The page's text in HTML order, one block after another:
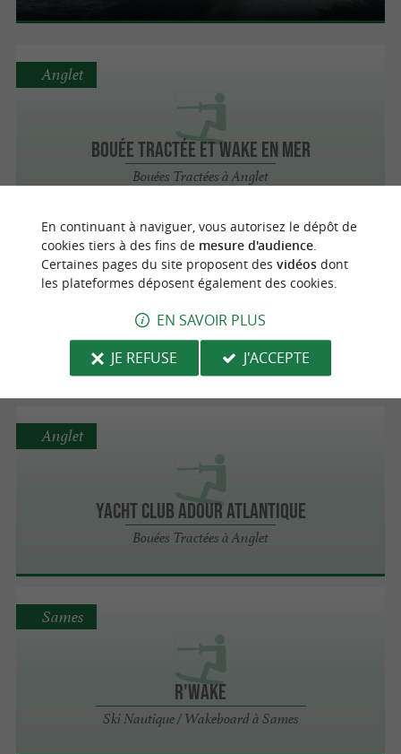
Bouée tractée et wake en mer
Bouées Tractées à Anglet
Anglet
Sortie pêche en mer et wake
Ski Nautique / Wakeboard à Anglet
Anglet
YACHT CLUB ADOUR ATLANTIQUE
Bouées Tractées à Anglet
Anglet
R'WAKE
Ski Nautique / Wakeboard à Sames
Sames
En continuant à naviguer, vous autorisez le dépôt de
cookies tiers à des fins de mesure d'audience.
Certaines pages du site proposent des vidéosdont
les plateformes déposent également des cookies.
EN SAVOIR PLUS
JE REFUSE
J'ACCEPTE